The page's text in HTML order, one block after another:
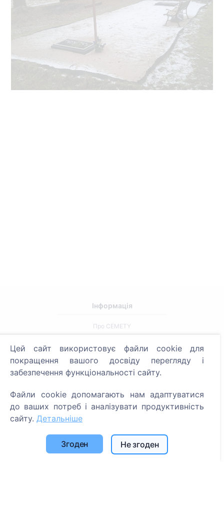
Інформація
Про CEMETY
Події
Список муніципалітетів та користувачів
Політика платежів
Налаштування файлів cookie
Пошук
Цей сайт використовує файли cookie для
покращення вашого досвіду перегляду і
забезпечення функціональності сайту.
Файли cookie допомагають нам адаптуватися
до ваших потреб і аналізувати продуктивність
сайту. Детальніше
Згоден Не згоден